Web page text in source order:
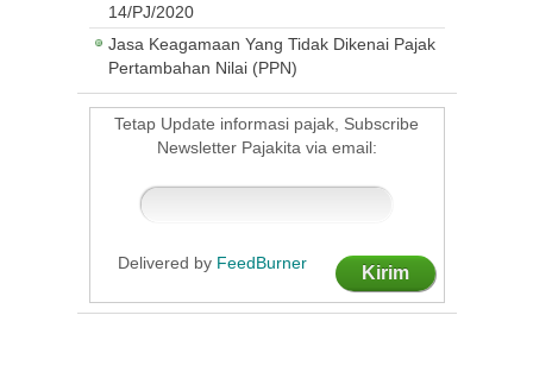
14/PJ/2020
Jasa Keagamaan Yang Tidak Dikenai Pajak
Pertambahan Nilai (PPN)
Tetap Update informasi pajak, Subscribe
Newsletter Pajakita via email:
Delivered by FeedBurner